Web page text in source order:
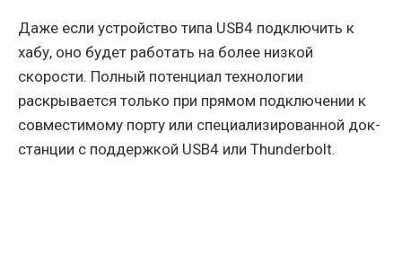
Даже если устройство типа USB4 подключить к
хабу, оно будет работать на более низкой
скорости. Полный потенциал технологии
раскрывается только при прямом подключении к
совместимому порту или специализированной док-
станции с поддержкой USB4 или Thunderbolt.